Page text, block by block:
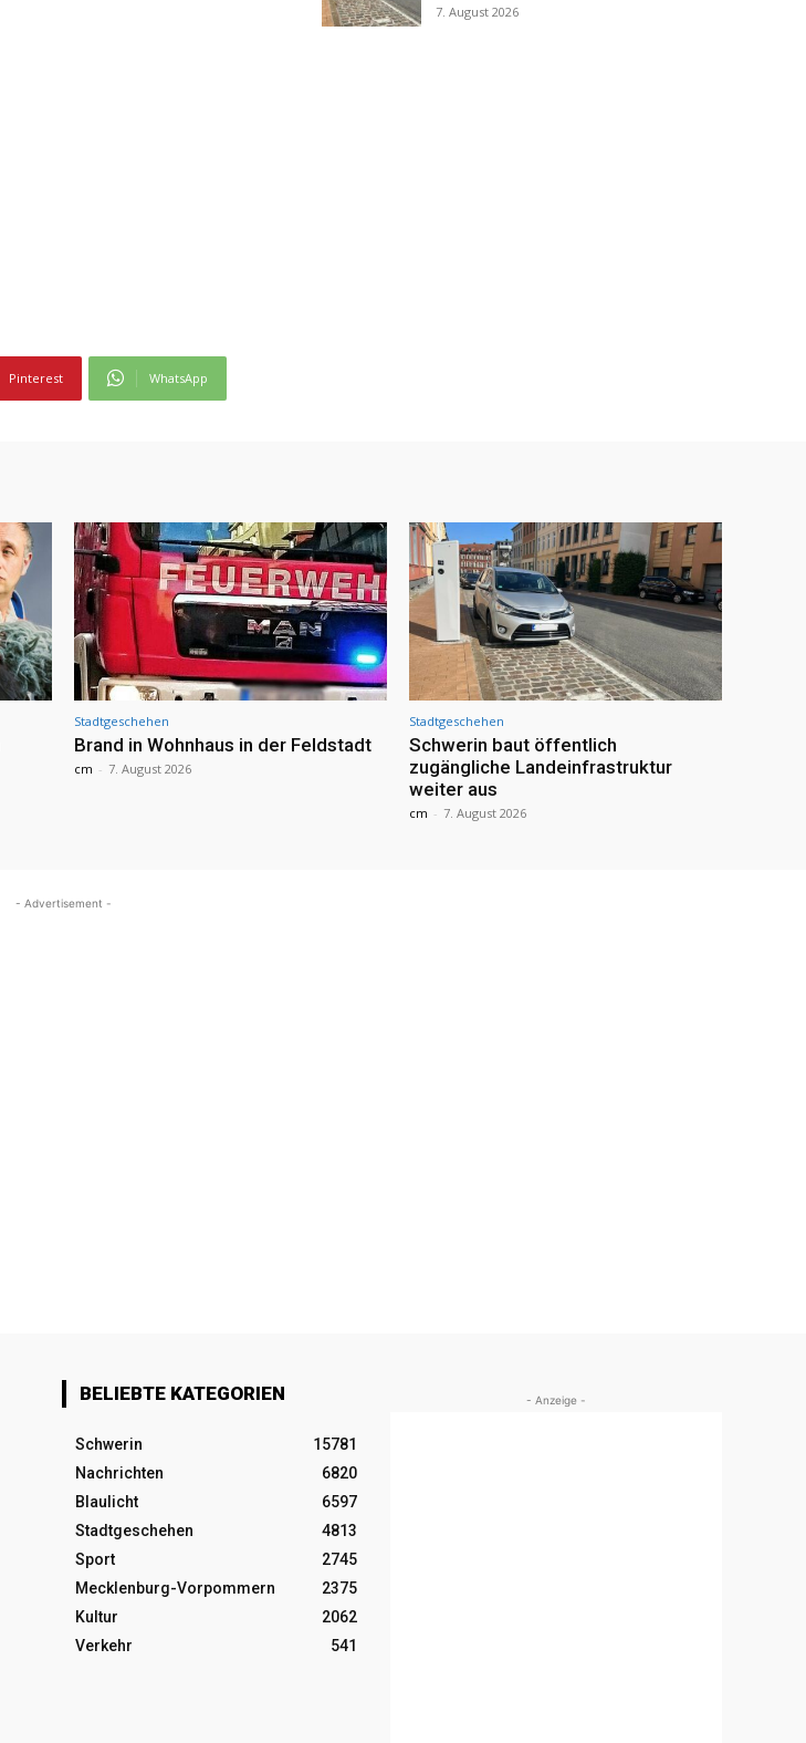
Pinterest WhatsApp
7. August 2026
Stadtgeschehen
Brand in Wohnhaus in der Feldstadt
cm - 7. August 2026
Stadtgeschehen
Schwerin baut öffentlich
zugängliche Landeinfrastruktur
weiter aus
cm - 7. August 2026
- Advertisement -
BELIEBTE KATEGORIEN
Schwerin
15781
Nachrichten
6820
Blaulicht
6597
Stadtgeschehen
4813
Sport
2745
Mecklenburg-Vorpommern
2375
Kultur
2062
Verkehr
541
- Anzeige -